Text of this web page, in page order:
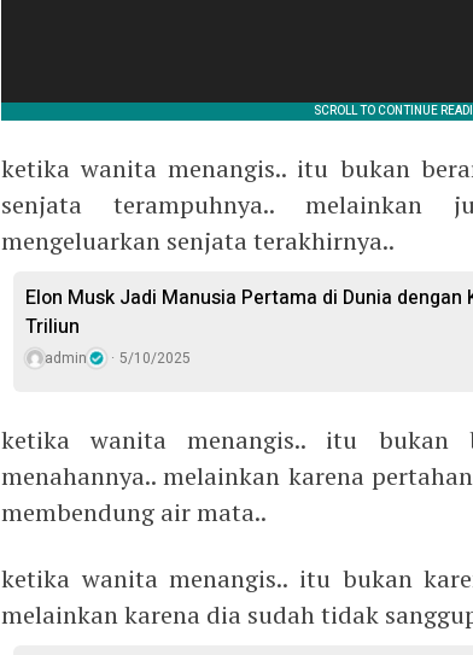
ketika wanita menangis.. itu bukan
senjata terampuhnya..
mengeluarkan senjata terakhirnya..
Elon Musk Jadi Manusia Pertama di Dunia dengan
Triliun
admin 5/10/2025
ketika wanita menangis.. itu bukan
menahannya.. melainkan karena
membendung air mata..
ketika wanita menangis.. itu bukan
melainkan karena dia sudah tidak